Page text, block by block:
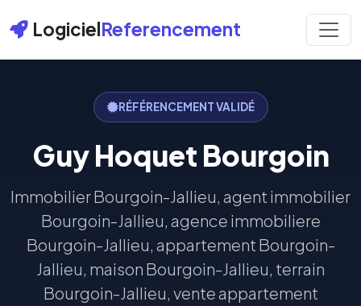
LogicielReferencement
RÉFÉRENCEMENT VALIDÉ
Guy Hoquet Bourgoin
Immobilier Bourgoin-Jallieu, agent immobilier
Bourgoin-Jallieu, agence immobiliere
Bourgoin-Jallieu, appartement Bourgoin-
Jallieu, maison Bourgoin-Jallieu, terrain
Bourgoin-Jallieu, vente appartement